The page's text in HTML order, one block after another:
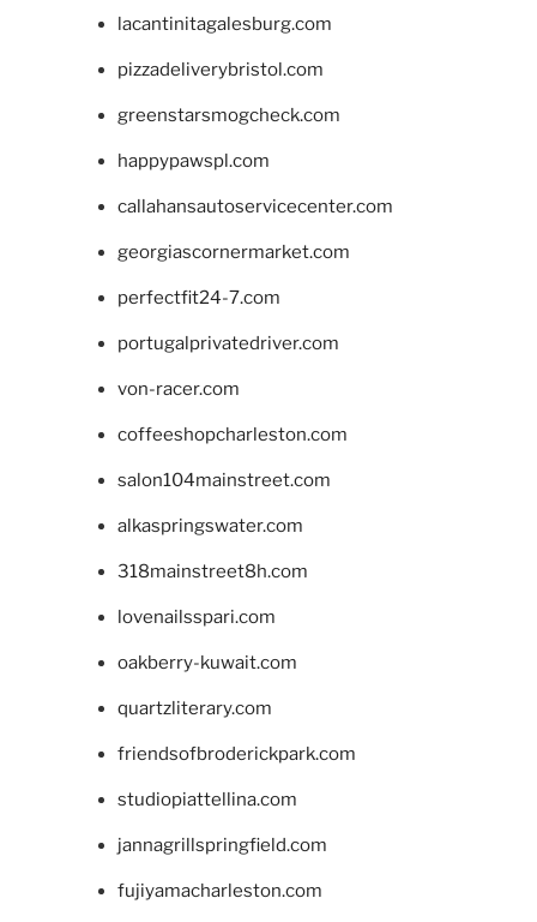
lacantinitagalesburg.com
pizzadeliverybristol.com
greenstarsmogcheck.com
happypawspl.com
callahansautoservicecenter.com
georgiascornermarket.com
perfectfit24-7.com
portugalprivatedriver.com
von-racer.com
coffeeshopcharleston.com
salon104mainstreet.com
alkaspringswater.com
318mainstreet8h.com
lovenailsspari.com
oakberry-kuwait.com
quartzliterary.com
friendsofbroderickpark.com
studiopiattellina.com
jannagrillspringfield.com
fujiyamacharleston.com